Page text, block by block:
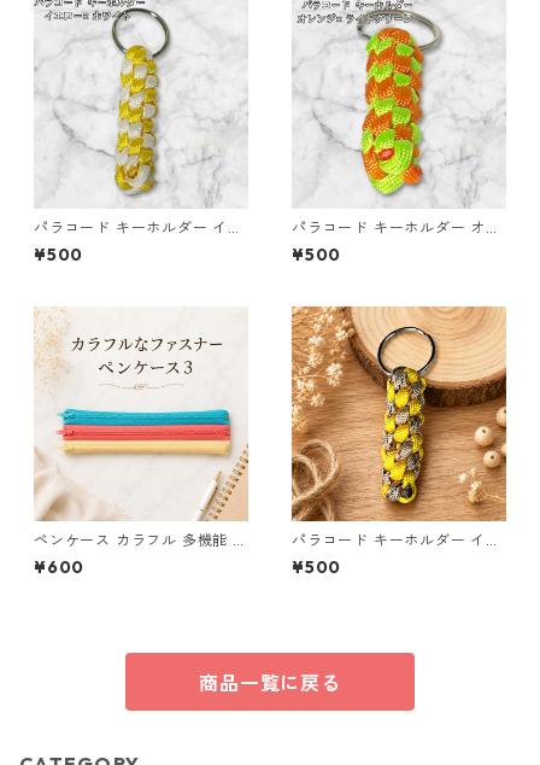
パラコード キーホルダー イエ
ロー ホワイト 編み込み s21
¥500
パラコード キーホルダー オレ
ンジ ライトグリーン 編み込み
s25
¥500
ペンケース カラフル 多機能 筆
箱 ファスナー6本 s11
¥600
パラコード キーホルダー イエ
ロー×ベージュ(赤・黒) ハンド
メイド 国産 本革 ヌメ革
¥500
商品一覧に戻る